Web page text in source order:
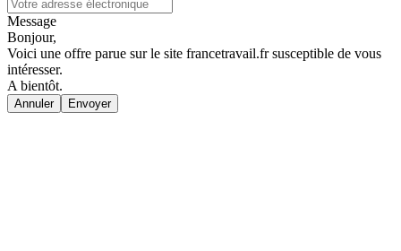
Message
Bonjour,
Voici une offre parue sur le site francetravail.fr susceptible de vous
intéresser.
A bientôt.
Annuler